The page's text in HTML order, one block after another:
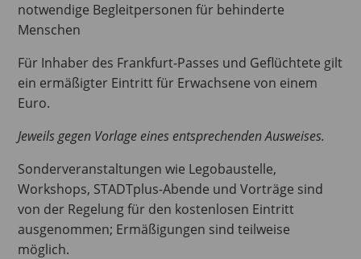
notwendige Begleitpersonen für behinderte
Menschen
Für Inhaber des Frankfurt-Passes und Geflüchtete gilt
ein ermäßigter Eintritt für Erwachsene von einem
Euro.
Jeweils gegen Vorlage eines entsprechenden Ausweises.
Sonderveranstaltungen wie Legobaustelle,
Workshops, STADTplus-Abende und Vorträge sind
von der Regelung für den kostenlosen Eintritt
ausgenommen; Ermäßigungen sind teilweise
möglich.